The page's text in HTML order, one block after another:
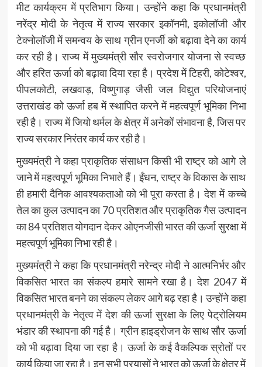
मीट कार्यक्रम में प्रतिभाग किया। उन्होंने कहा कि प्रधानमंत्री
नरेंद्र मोदी के नेतृत्व में राज्य सरकार इकॉनमी, इकोलॉजी और
टेक्नोलॉजी में समन्वय के साथ ग्रीन एनर्जी को बढ़ावा देने का कार्य
कर रही है। राज्य में मुख्यमंत्री सौर स्वरोजगार योजना से स्वच्छ
और हरित ऊर्जा को बढ़ावा दिया रहा है। प्रदेश में टिहरी, कोटेश्वर,
पीपलकोटी, लखवाड़, विष्णुगाड़ जैसी जल विद्युत परियोजनाएं
उत्तराखंड को ऊर्जा हब में स्थापित करने में महत्वपूर्ण भूमिका निभा
रही है। राज्य में जियो थर्मल के क्षेत्र में अनेकों संभावना है, जिस पर
राज्य सरकार निरंतर कार्य कर रही है।
मुख्यमंत्री ने कहा प्राकृतिक संसाधन किसी भी राष्ट्र को आगे ले
जाने में महत्वपूर्ण भूमिका निभाते हैं। ईंधन, राष्ट्र के विकास के साथ
ही हमारी दैनिक आवश्यकताओ को भी पूरा करता है। देश में कच्चे
तेल का कुल उत्पादन का 70 प्रतिशत और प्राकृतिक गैस उत्पादन
का 84 प्रतिशत योगदान देकर ओएनजीसी भारत की ऊर्जा सुरक्षा में
महत्वपूर्ण भूमिका निभा रही है।
मुख्यमंत्री ने कहा कि प्रधानमंत्री नरेन्द्र मोदी ने आत्मनिर्भर और
विकसित भारत का संकल्प हमारे सामने रखा है। देश 2047 में
विकसित भारत बनने का संकल्प लेकर आगे बढ़ रहा है। उन्होंने कहा
प्रधानमंत्री के नेतृत्व में देश की ऊर्जा सुरक्षा के लिए पेट्रोलियम
भंडार की स्थापना की गई है। ग्रीन हाइड्रोजन के साथ सौर ऊर्जा
को भी बढ़ावा दिया जा रहा है। ऊर्जा के कई वैकल्पिक स्रोतों पर
कार्य किया जा रहा है। इन सभी प्रयासों ने भारत को ऊर्जा के क्षेत्र में